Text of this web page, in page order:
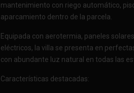
mantenimiento con riego automático,
aparcamiento dentro de la parcela.
Equipada con aerotermia, paneles
eléctricos, la villa se presenta en
con abundante luz natural en todas las
Características destacadas: